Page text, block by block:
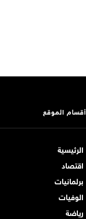
أقسام الموقع
الرئيسية
اقتصاد
برلمانيات
الوفيات
رياضة